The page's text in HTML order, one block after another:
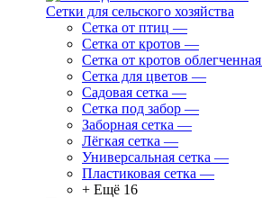
Сетки для сельского хозяйства
Сетка от птиц —
Сетка от кротов —
Сетка от кротов облегченная
Сетка для цветов —
Садовая сетка —
Сетка под забор —
Заборная сетка —
Лёгкая сетка —
Универсальная сетка —
Пластиковая сетка —
+ Ещё 16